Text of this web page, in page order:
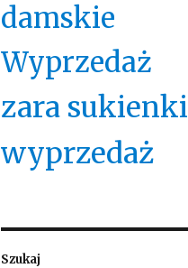
damskie
Wyprzedaż
zara sukienki
wyprzedaż
Szukaj